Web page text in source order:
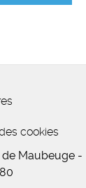
cookies
Maubeuge -